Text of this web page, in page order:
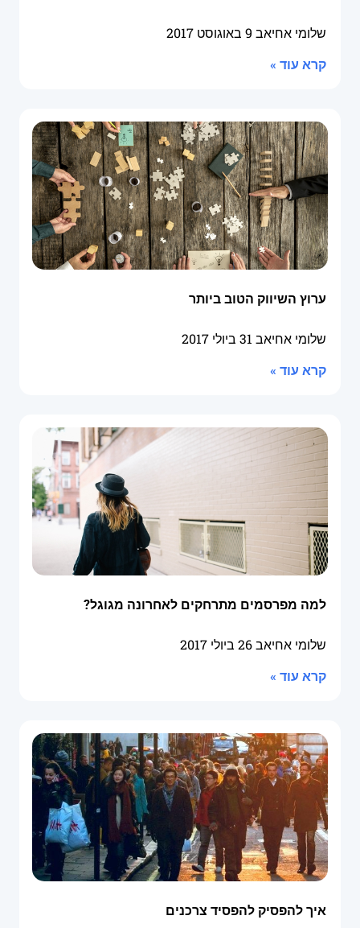
שלומי אחיאב 9 באוגוסט 2017
קרא עוד »
ערוץ השיווק הטוב ביותר
שלומי אחיאב 31 ביולי 2017
קרא עוד »
למה מפרסמים מתרחקים לאחרונה מגוגל?
שלומי אחיאב26 ביולי 2017
קרא עוד »
איך להפסיק להפסיד צרכנים